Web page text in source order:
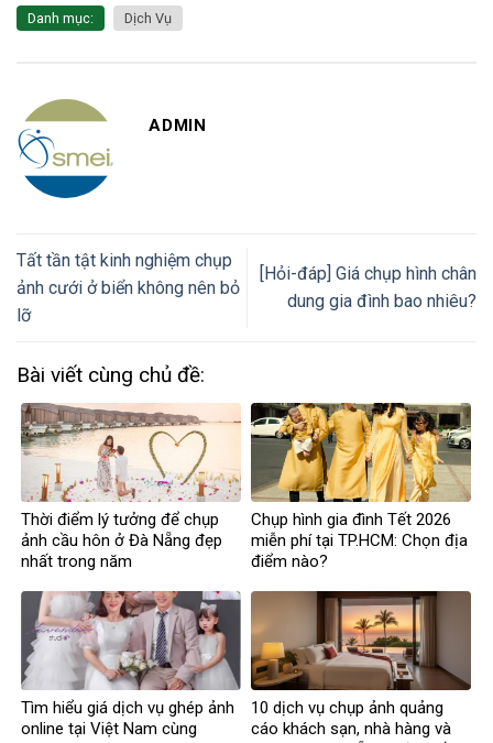
Danh mục: Dịch Vụ
ADMIN
Tất tần tật kinh nghiệm chụp
ảnh cưới ở biển không nên bỏ
lỡ
[Hỏi-đáp] Giá chụp hình chân
dung gia đình bao nhiêu?
Bài viết cùng chủ đề:
Thời điểm lý tưởng để chụp
ảnh cầu hôn ở Đà Nẵng đẹp
nhất trong năm
Chụp hình gia đình Tết 2026
miễn phí tại TP.HCM: Chọn địa
điểm nào?
Tìm hiểu giá dịch vụ ghép ảnh
online tại Việt Nam cùng
10 dịch vụ chụp ảnh quảng
cáo khách sạn, nhà hàng và